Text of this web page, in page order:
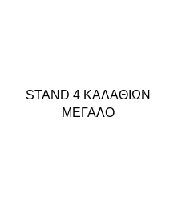
STAND 4 ΚΑΛΑΘΙΩΝ
ΜΕΓΑΛΟ